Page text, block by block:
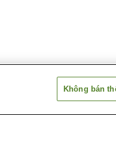
Không bán